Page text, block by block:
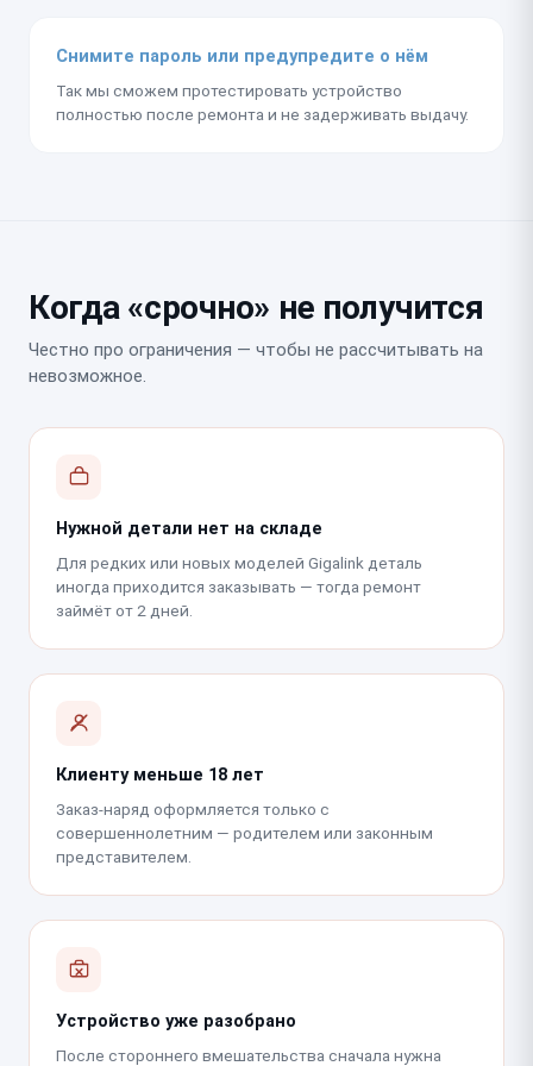
Снимите пароль или предупредите о нём
Так мы сможем протестировать устройство
полностью после ремонта и не задерживать выдачу.
Когда «срочно» не получится
Честно про ограничения — чтобы не рассчитывать на
невозможное.
Нужной детали нет на складе
Для редких или новых моделей Gigalink деталь
иногда приходится заказывать — тогда ремонт
займёт от 2 дней.
Клиенту меньше 18 лет
Заказ-наряд оформляется только с
совершеннолетним — родителем или законным
представителем.
Устройство уже разобрано
После стороннего вмешательства сначала нужна